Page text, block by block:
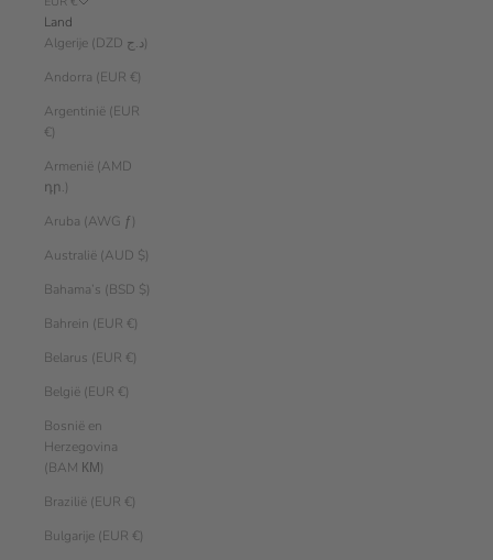
Land
Algerije (DZD د.ج)
Andorra (EUR €)
Argentinië (EUR
€)
Armenië (AMD
դր.)
Aruba (AWG ƒ)
Australië (AUD $)
Bahama’s (BSD $)
Bahrein (EUR €)
Belarus (EUR €)
België (EUR €)
Bosnië en
Herzegovina
(BAM КМ)
Brazilië (EUR €)
Bulgarije (EUR €)